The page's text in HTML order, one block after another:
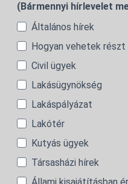
(Bármennyi hírlevelet
Általános hírek
Hogyan vehetek részt
Civil ügyek
Lakásügynökség
Lakáspályázat
Lakótér
Kutyás ügyek
Társasházi hírek